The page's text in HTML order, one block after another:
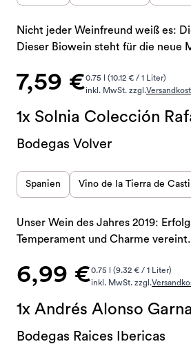
Nicht jeder Weinfreund weiß es:
Dieser Biowein steht für die neue
7,59 €0.75 l (10.12 € / 1 Liter)
inkl. MwSt. zzgl.
1x Solnia Colección
Bodegas Volver
Spanien Vino de la Tierra de
Unser Wein des Jahres 2019:
Temperament und Charme
6,99 €0.75 l (9.32 € / 1 Liter)
inkl. MwSt. zzgl.
1x Andrés Alonso
Bodegas Raices Ibericas